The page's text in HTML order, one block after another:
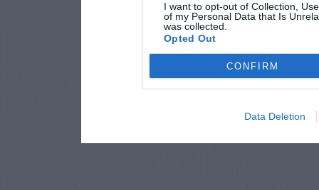
I want to opt-out of Collection,
of my Personal Data that Is
was collected.
Opted Out
CONFIRM
Data Deletion